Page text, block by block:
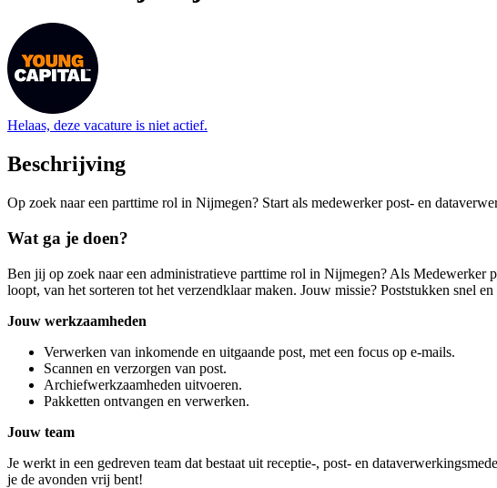
Helaas, deze vacature is niet actief.
Beschrijving
Op zoek naar een parttime rol in Nijmegen? Start als medewerker post- en
Wat ga je doen?
Ben jij op zoek naar een administratieve parttime rol in Nijmegen? Als Medewerker
loopt, van het sorteren tot het verzendklaar maken. Jouw missie? Poststukken snel
Jouw werkzaamheden
Verwerken van inkomende en uitgaande post, met een focus op e-mails.
Scannen en verzorgen van post.
Archiefwerkzaamheden uitvoeren.
Pakketten ontvangen en verwerken.
Jouw team
Je werkt in een gedreven team dat bestaat uit receptie-, post- en
je de avonden vrij bent!